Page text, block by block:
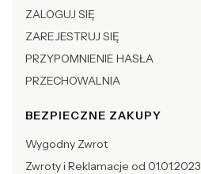
ZALOGUJ SIĘ
ZAREJESTRUJ SIĘ
PRZYPOMNIENIE HASŁA
PRZECHOWALNIA
BEZPIECZNE ZAKUPY
Wygodny Zwrot
Zwroty i Reklamacje od 01.01.2023